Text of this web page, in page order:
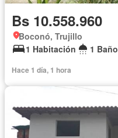
Bs 10.558.960
Boconó, Trujillo
1 Habitación
1 Baño
Hace 1 día, 1 hora